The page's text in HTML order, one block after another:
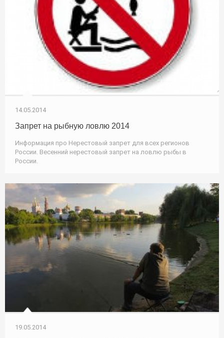
14.05.2014
Запрет на рыбную ловлю 2014
Информация про Нерестовый запрет для всех регионов
России. Весенний нерестовый запрет на ловлю рыбы в
России.
19.05.2014